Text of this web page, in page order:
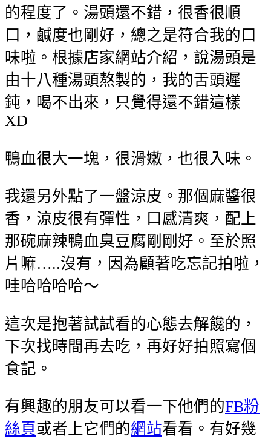
的程度了。湯頭還不錯，很香很順
口，鹹度也剛好，總之是符合我的口
味啦。根據店家網站介紹，說湯頭是
由十八種湯頭熬製的，我的舌頭遲
鈍，喝不出來，只覺得還不錯這樣
XD
鴨血很大一塊，很滑嫩，也很入味。
我還另外點了一盤涼皮。那個麻醬很
香，涼皮很有彈性，口感清爽，配上
那碗麻辣鴨血臭豆腐剛剛好。至於照
片嘛…..沒有，因為顧著吃忘記拍啦，
哇哈哈哈哈～
這次是抱著試試看的心態去解饞的，
下次找時間再去吃，再好好拍照寫個
食記。
有興趣的朋友可以看一下他們的FB粉
絲頁或者上它們的網站看看。有好幾